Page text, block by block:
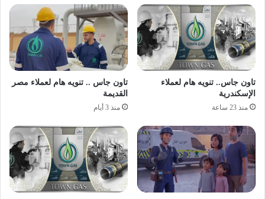
تاون جاس.. تنويه هام لعملاء
الإسكندرية
منذ 23 ساعة
تاون جاس .. تنويه هام لعملاء مصر
القديمة
منذ 3 أيام